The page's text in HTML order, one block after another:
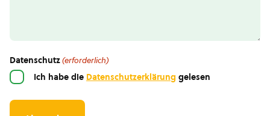
Datenschutz(erforderlich)
Ich habe die Datenschutzerklärung gelesen